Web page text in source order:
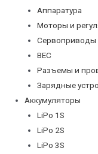
Аппаратура
Моторы и
Сервоприводы
BEC
Разъемы и
Зарядные
Аккумуляторы
LiPo 1S
LiPo 2S
LiPo 3S